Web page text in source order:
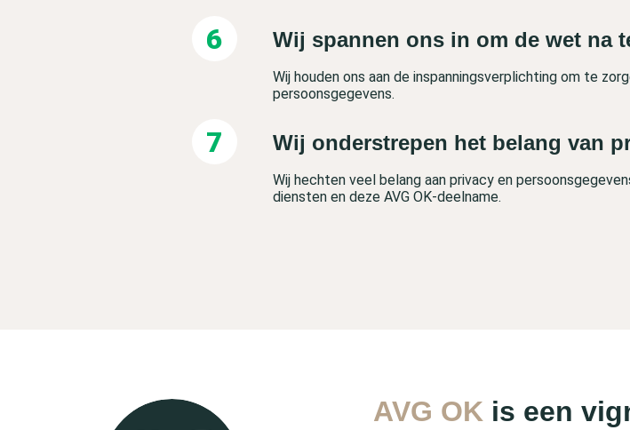
Wij spannen ons in om de wet na
Wij houden ons aan de inspanningsverplichting om te
persoonsgegevens.
Wij onderstrepen het belang van
Wij hechten veel belang aan privacy en
diensten en deze AVG OK-deelname.
AVG OK is een